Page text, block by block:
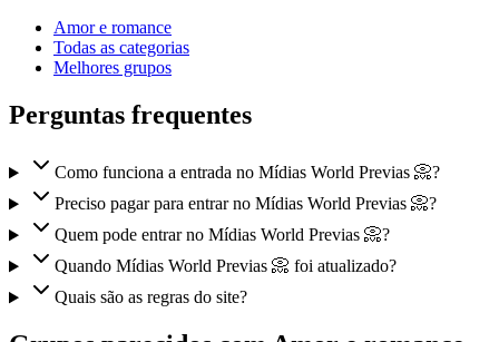
Amor e romance
Todas as categorias
Melhores grupos
Perguntas frequentes
Como funciona a entrada no Mídias World Previas 📀?
Preciso pagar para entrar no Mídias World Previas 📀?
Quem pode entrar no Mídias World Previas 📀?
Quando Mídias World Previas 📀 foi atualizado?
Quais são as regras do site?